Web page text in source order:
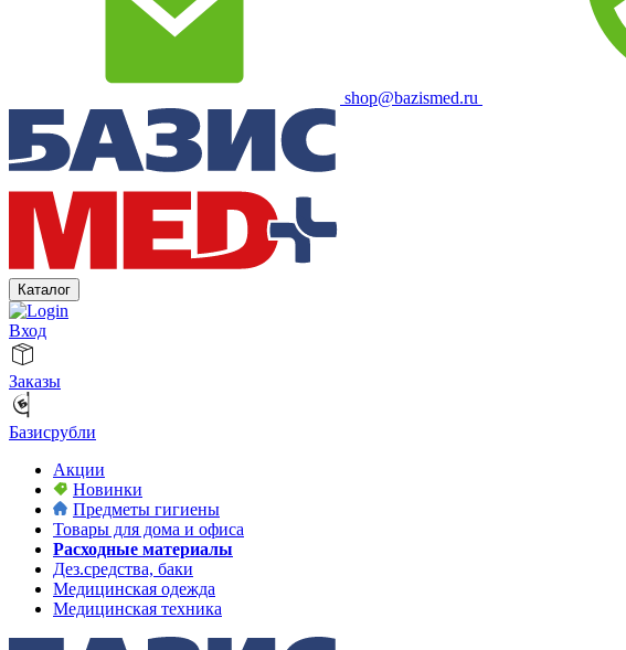
shop@bazismed.ru
Каталог
Вход
Заказы
Базисрубли
Акции
Новинки
Предметы гигиены
Товары для дома и офиса
Расходные материалы
Дез.средства, баки
Медицинская одежда
Медицинская техника